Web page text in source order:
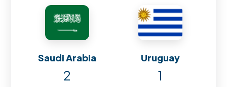
Saudi Arabia Uruguay
2 1